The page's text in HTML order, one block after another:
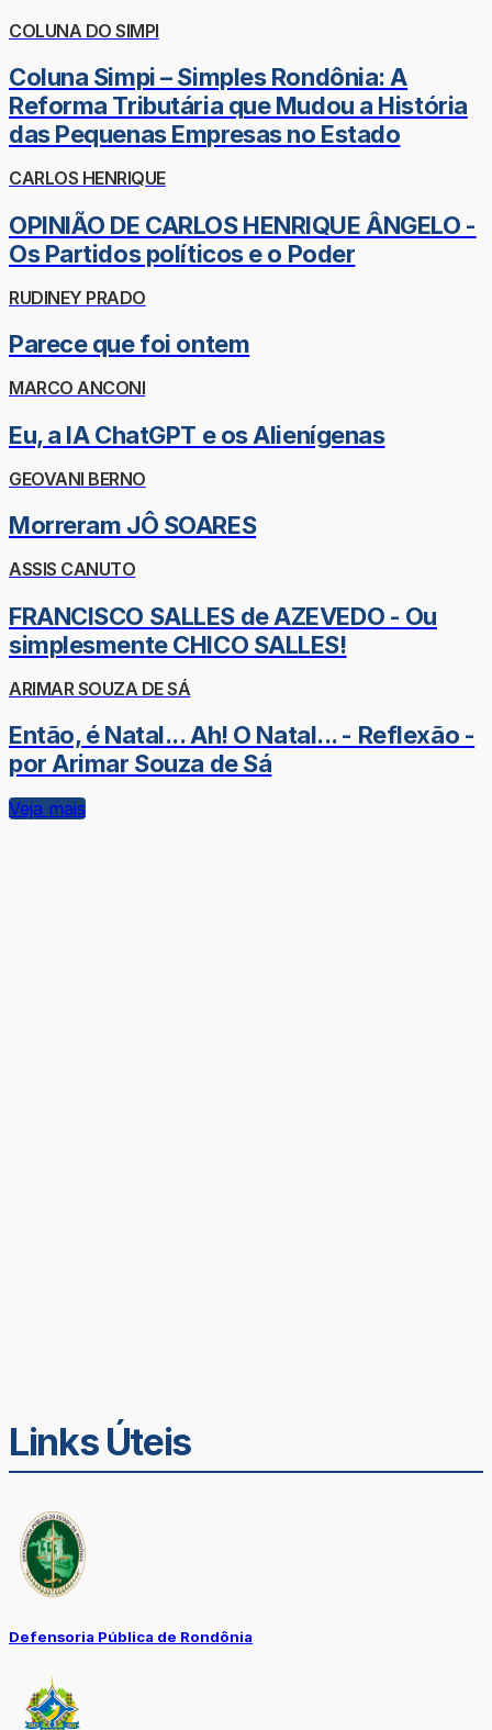
COLUNA DO SIMPI
Coluna Simpi – Simples Rondônia: A
Reforma Tributária que Mudou a História
das Pequenas Empresas no Estado
CARLOS HENRIQUE
OPINIÃO DE CARLOS HENRIQUE ÂNGELO -
Os Partidos políticos e o Poder
RUDINEY PRADO
Parece que foi ontem
MARCO ANCONI
Eu, a IA ChatGPT e os Alienígenas
GEOVANI BERNO
Morreram JÔ SOARES
ASSIS CANUTO
FRANCISCO SALLES de AZEVEDO - Ou
simplesmente CHICO SALLES!
ARIMAR SOUZA DE SÁ
Então, é Natal... Ah! O Natal... - Reflexão -
por Arimar Souza de Sá
Veja mais
Links Úteis
Defensoria Pública de Rondônia